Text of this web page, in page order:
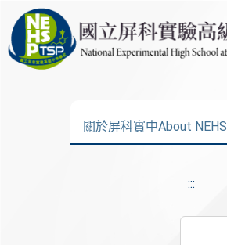
關於屏科實中About NEHS
:::